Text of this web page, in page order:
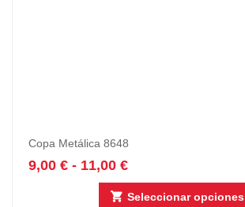
Copa Metálica 8648
9,00 € - 11,00 €
Seleccionar opciones